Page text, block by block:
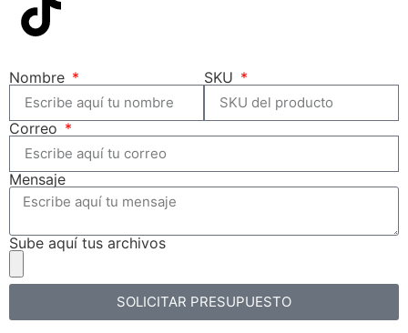
Nombre SKU
Correo
Mensaje
Sube aquí tus archivos
SOLICITAR PRESUPUESTO